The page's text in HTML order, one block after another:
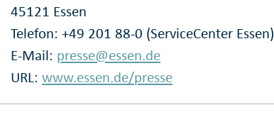
45121 Essen
Telefon: +49 201 88-0 (ServiceCenter Essen)
E-Mail: presse@essen.de
URL:www.essen.de/presse